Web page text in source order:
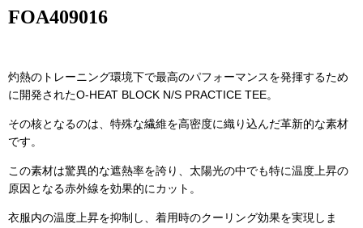
FOA409016
灼熱のトレーニング環境下で最高のパフォーマンスを発揮するため
に開発されたO-HEAT BLOCK N/S PRACTICE TEE。
その核となるのは、特殊な繊維を高密度に織り込んだ革新的な素材
です。
この素材は驚異的な遮熱率を誇り、太陽光の中でも特に温度上昇の
原因となる赤外線を効果的にカット。
衣服内の温度上昇を抑制し、着用時のクーリング効果を実現しま